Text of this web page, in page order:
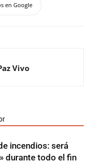
en Google
Vivo
incendios: será
durante todo el fin